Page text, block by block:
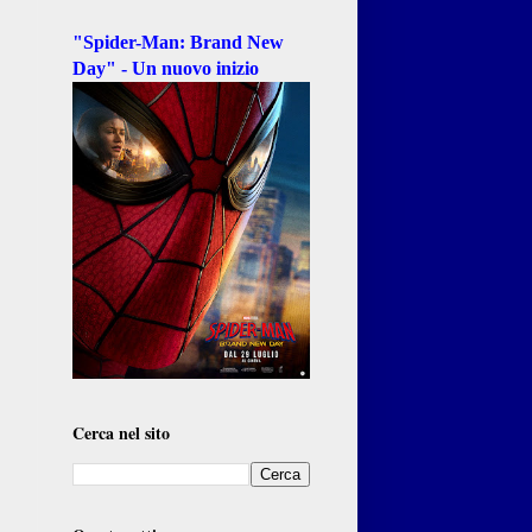
"Spider-Man: Brand New
Day" - Un nuovo inizio
Cerca nel sito